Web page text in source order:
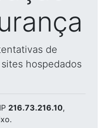
de
hospedados
216.73.216.10,